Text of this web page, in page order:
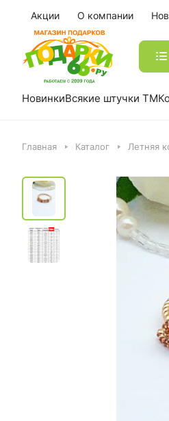
Акции О компании
НовинкиВсякие штучки ТМ
Главная Каталог Летняя